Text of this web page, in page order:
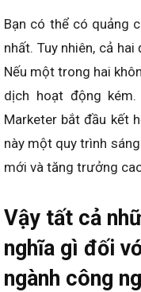
Bạn có thể có quảng
nhất. Tuy nhiên, cả
Nếu một trong hai
dịch hoạt động
Marketer bắt đầu kết
này một quy trình
mới và tăng trưởng
Vậy tất cả
nghĩa gì đối
ngành công